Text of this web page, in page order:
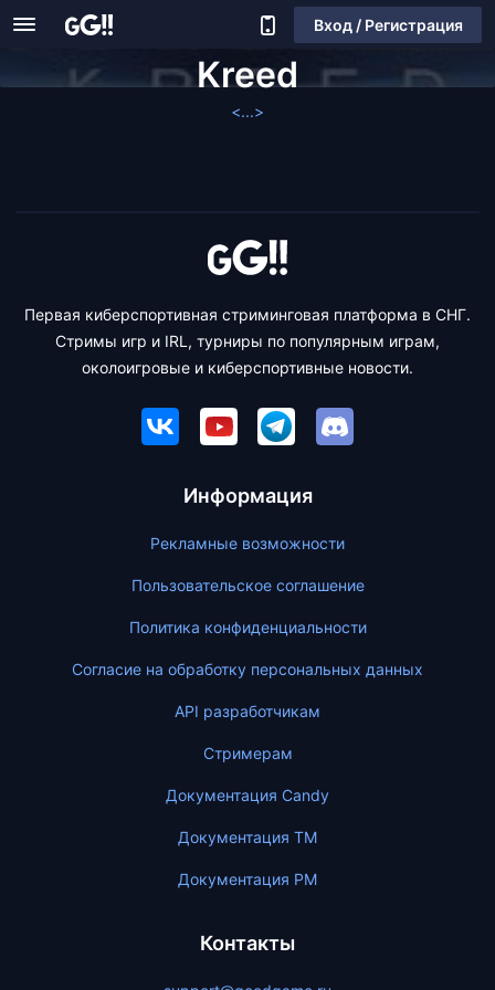
Вход / Регистрация
Kreed
<...>
Первая киберспортивная стриминговая платформа в СНГ.
Стримы игр и IRL, турниры по популярным играм,
околоигровые и киберспортивные новости.
Информация
Рекламные возможности
Пользовательское соглашение
Политика конфиденциальности
Согласие на обработку персональных данных
API разработчикам
Стримерам
Документация Candy
Документация ТМ
Документация PM
Контакты